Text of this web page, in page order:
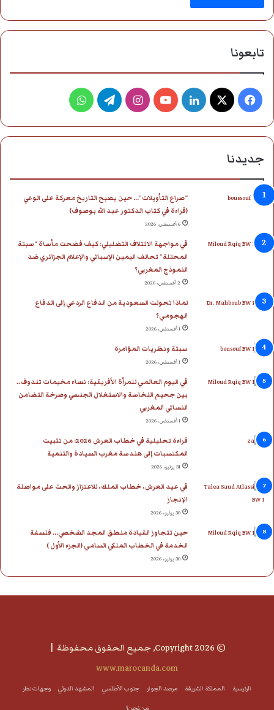
تابعونا
فيسبوك لينكدإن‫YouTubeانستقرامتيلقرامواتساب
جديدنا
“صراع التأويلات”… حين يصبح التاريخ معركة على الوعي
(قراءة في كتاب الدكتور عبد الله بوصوف)
6 أغسطس، 2026
في مواجهة الائتلاف التضليلي: كيف فضحت مأساة “سبتة
المحتلة” تحالف اليمين الإسباني والإعلام الجزائري ضد
النموذج المغربي؟
2 أغسطس، 2026
لماذا تحولت السعودية من الدفاع الردعي إلى الدفاع
الهجومي؟
1 أغسطس، 2026
سبتة ونظريات المؤامرة
1 أغسطس، 2026
في اليوم العالمي للمرأة الأفريقية: نساء مخيمات تندوف..
بين جحيم النخاسة والاستغلال الجنسي وصرخة التضامن
النسائي المغربي
1 أغسطس، 2026
قراءة تحليلية في خطاب العرش 2026: من تثبيت
المكتسبات إلى هندسة مغرب السيادة والتنمية
31 يوليو، 2026
في عيد العرش، خطاب الملك، للاعتزاز والحث على مواصلة
الإنجاز
30 يوليو، 2026
حين تتجاوز القيادة منطق المجد الشخصي… فلسفة
الخدمة في الخطاب الملكي السامي (الجزء الأول )
30 يوليو، 2026
© Copyright 2026, جميع الحقوق محفوظة |
www.marocanda.com
الرئيسية المملكة الشريفة مرصد الجوار جنوب الأطلسي المشهد الدولي
وجهات نظر